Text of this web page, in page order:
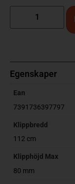
Egenskaper
Ean
7391736397797
Klippbredd
112 cm
Klipphöjd Max
80 mm